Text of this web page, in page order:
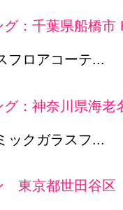
：千葉県船橋市
フロアコーテ...
：神奈川県海老
ックガラスフ...
東京都世田谷